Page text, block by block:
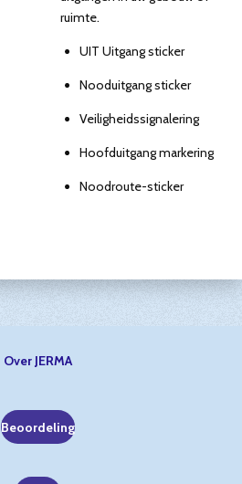
ruimte.
UIT Uitgang sticker
Nooduitgang sticker
Veiligheidssignalering
Hoofduitgang markering
Noodroute-sticker
Over JERMA
Beoordeling